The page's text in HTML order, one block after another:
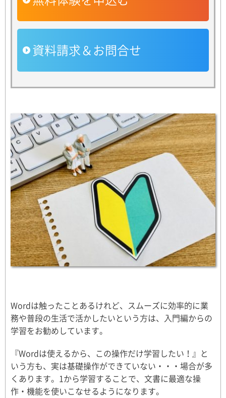
資料請求＆お問合せ
Wordは触ったことあるけれど、スムーズに効率的に業
務や普段の生活で活かしたいという方は、入門編からの
学習をお勧めしています。
『Wordは使えるから、この操作だけ学習したい！』と
いう方も、実は基礎操作ができていない・・・場合が多
くあります。1から学習することで、文書に最適な操
作・機能を使いこなせるようになります。